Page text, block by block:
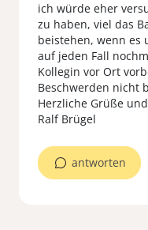
ich würde eher
zu haben, viel das
beistehen, wenn
auf jeden Fall
Kollegin vor Ort
Beschwerden nicht
Herzliche Grüße
Ralf Brügel
antworten